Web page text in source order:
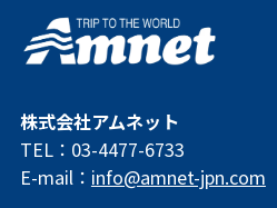
株式会社アムネット
TEL：03-4477-6733
E-mail： info@amnet-jpn.com